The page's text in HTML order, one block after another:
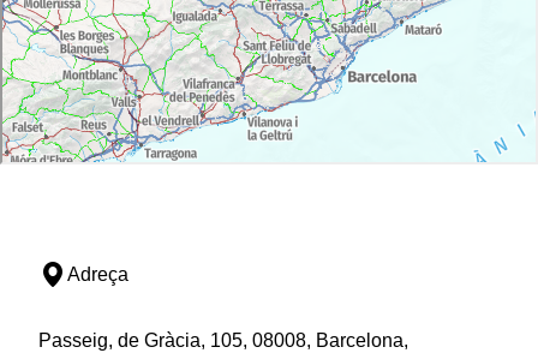
abasteix d'aigua la ciutat. El canal desemboca al llac
artificial del parc de l'Agulla, un espai lúdic i de
cultura.
Adreça
Passeig, de Gràcia, 105, 08008, Barcelona,